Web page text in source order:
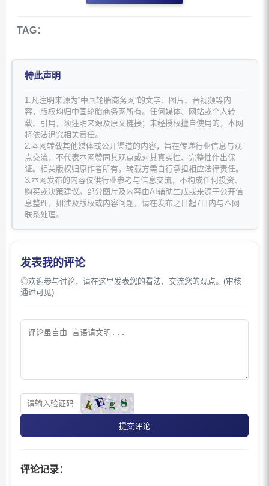
TAG：
特此声明
1.凡注明来源为“中国轮胎商务网”的文字、图片、音视频等内
容，版权均归中国轮胎商务网所有。任何媒体、网站或个人转
载、引用，须注明来源及原文链接；未经授权擅自使用的，本网
将依法追究相关责任。
2.本网转载其他媒体或公开渠道的内容，旨在传递行业信息与观
点交流，不代表本网赞同其观点或对其真实性、完整性作出保
证。相关版权归原作者所有，转载方需自行承担相应法律责任。
3.本网发布的内容仅供行业参考与信息交流，不构成任何投资、
购买或决策建议。部分图片及内容由AI辅助生成或来源于公开信
息整理，如涉及版权或内容问题，请在发布之日起7日内与本网
联系处理。
发表我的评论
◎欢迎参与讨论，请在这里发表您的看法、交流您的观点。(审核
通过可见)
提交评论
评论记录：